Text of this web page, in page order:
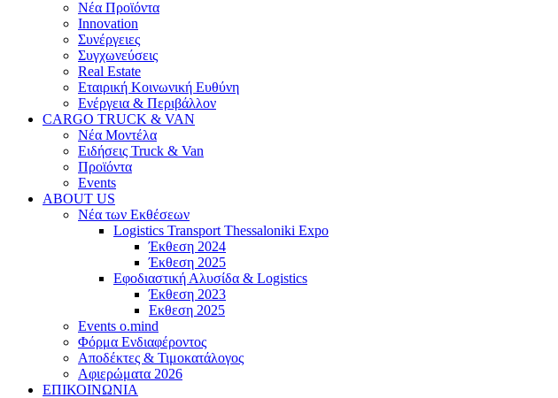
Νέα Προϊόντα
Innovation
Συνέργειες
Συγχωνεύσεις
Real Estate
Εταιρική Κοινωνική Ευθύνη
Ενέργεια & Περιβάλλον
CARGO TRUCK & VAN
Νέα Μοντέλα
Ειδήσεις Truck & Van
Προϊόντα
Events
ABOUT US
Νέα των Εκθέσεων
Logistics Transport Thessaloniki Expo
Έκθεση 2024
Έκθεση 2025
Εφοδιαστική Αλυσίδα & Logistics
Έκθεση 2023
Εκθεση 2025
Events o.mind
Φόρμα Ενδιαφέροντος
Αποδέκτες & Τιμοκατάλογος
Αφιερώματα 2026
ΕΠΙΚΟΙΝΩΝΙΑ